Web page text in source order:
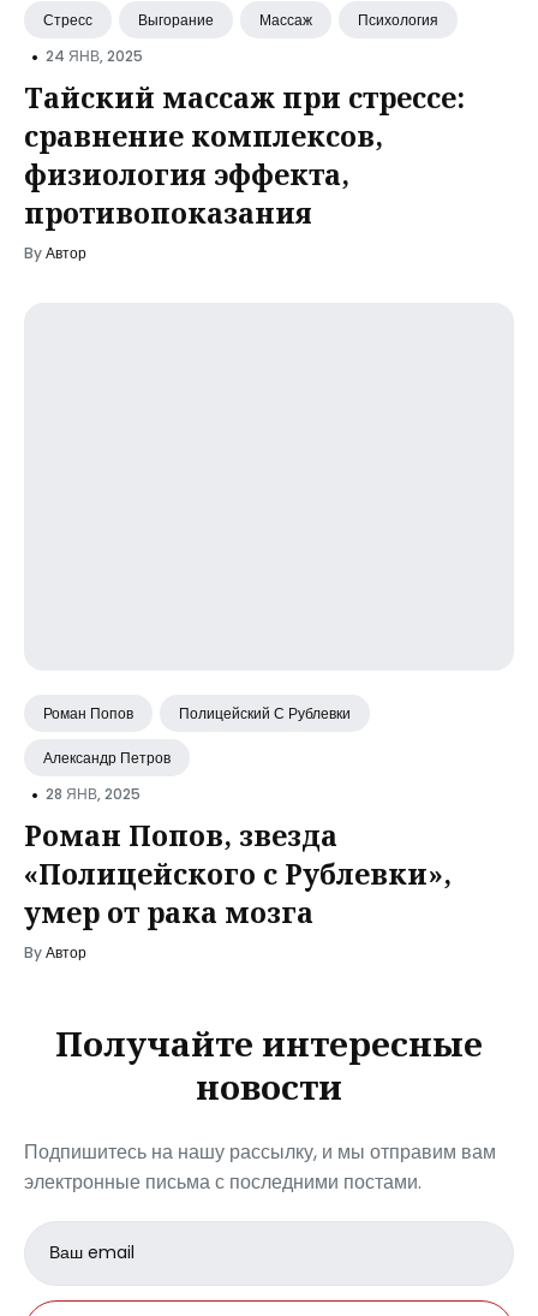
Стресс Выгорание Массаж Психология
• 24 ЯНВ, 2025
Тайский массаж при стрессе:
сравнение комплексов,
физиология эффекта,
противопоказания
ByАвтор
Роман Попов Полицейский С Рублевки
Александр Петров
• 28 ЯНВ, 2025
Роман Попов, звезда
«Полицейского с Рублевки»,
умер от рака мозга
ByАвтор
Получайте интересные
новости
Подпишитесь на нашу рассылку, и мы отправим вам
электронные письма с последними постами.
Email
address